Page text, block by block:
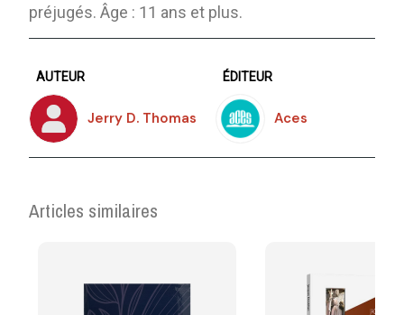
préjugés. Âge : 11 ans et plus.
AUTEUR
Jerry D. Thomas
ÉDITEUR
Aces
Articles similaires